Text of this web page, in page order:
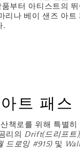
부터 아티스트의
나 베이 샌즈 아
.
트 패스
책로를 위해 특별
리의 Drift(드리프트
드로잉 #915)및